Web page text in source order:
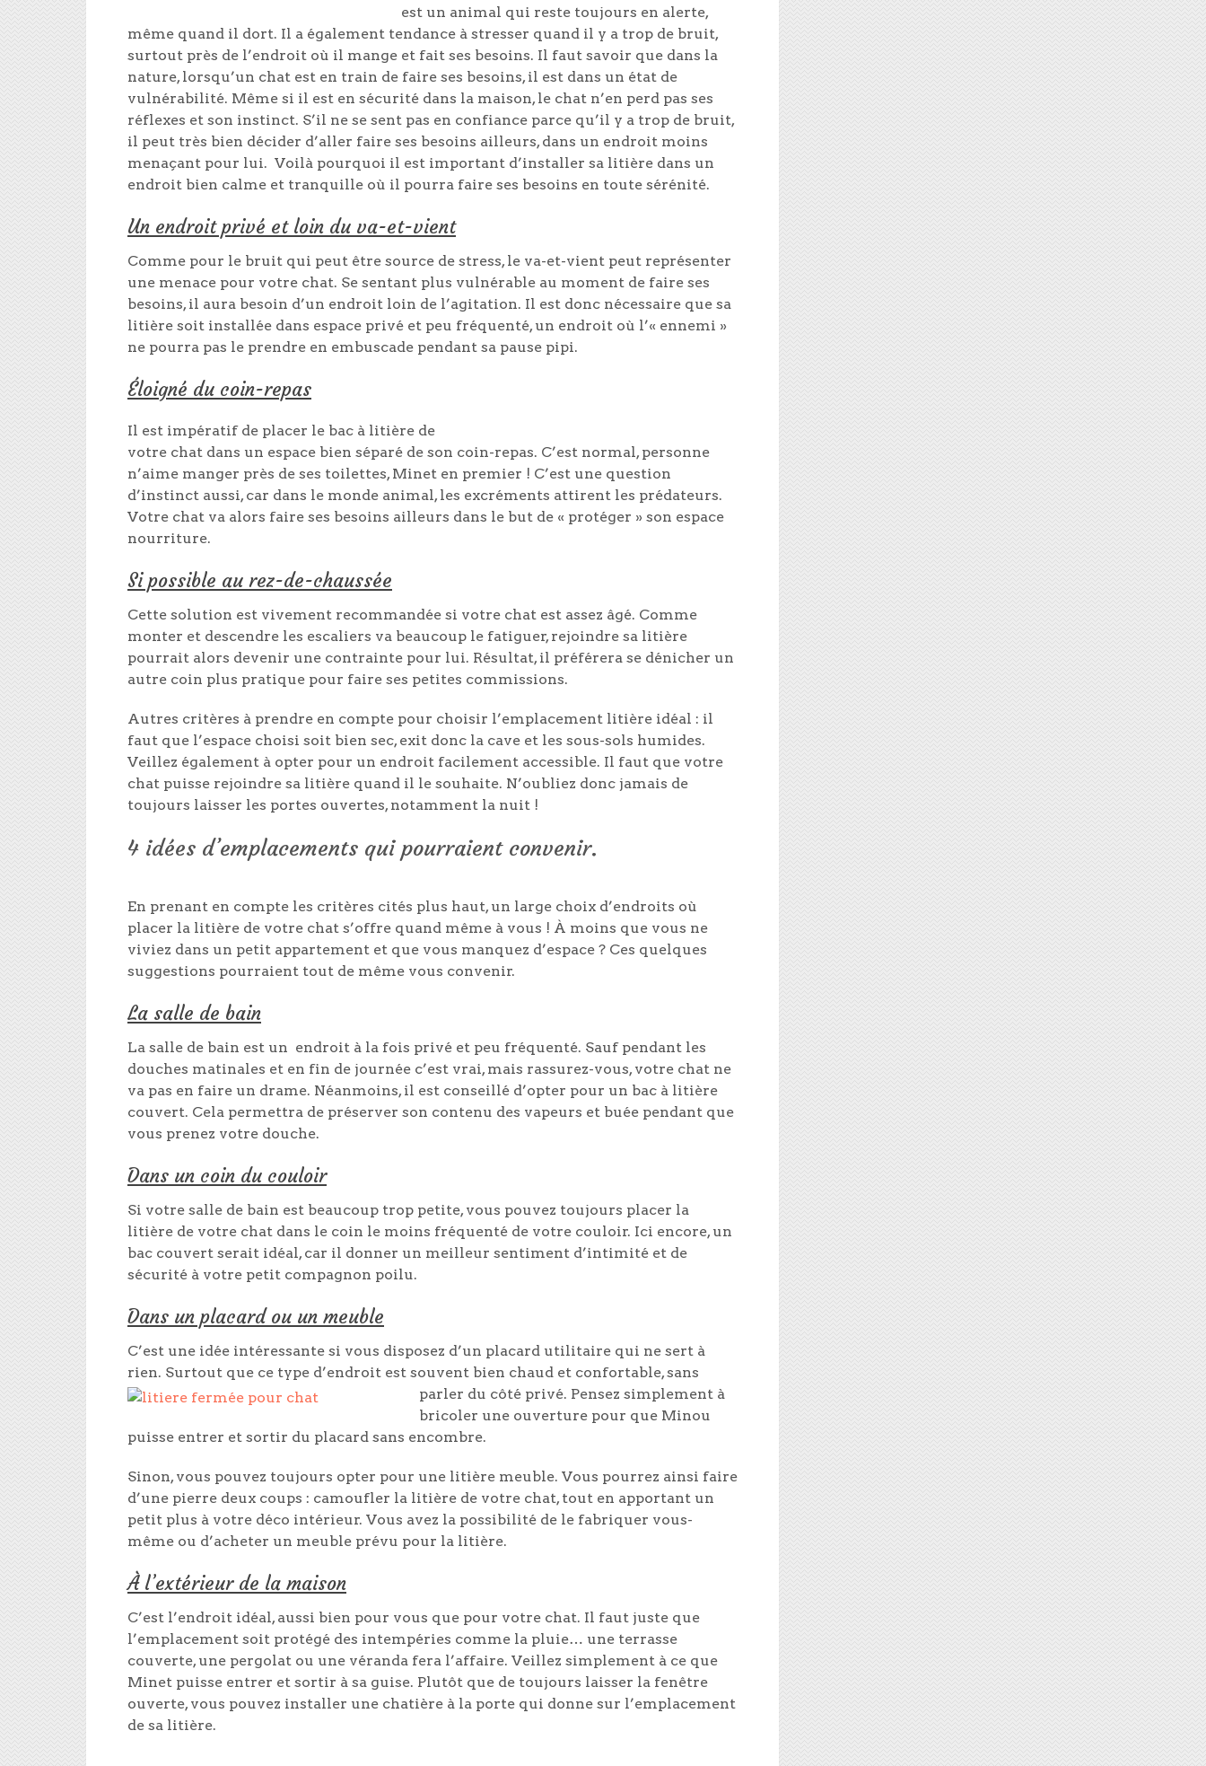
est un animal qui reste toujours en alerte,
même quand il dort. Il a également tendance à stresser quand il y a trop de bruit,
surtout près de l’endroit où il mange et fait ses besoins. Il faut savoir que dans la
nature, lorsqu’un chat est en train de faire ses besoins, il est dans un état de
vulnérabilité. Même si il est en sécurité dans la maison, le chat n’en perd pas ses
réflexes et son instinct. S’il ne se sent pas en confiance parce qu’il y a trop de bruit,
il peut très bien décider d’aller faire ses besoins ailleurs, dans un endroit moins
menaçant pour lui. Voilà pourquoi il est important d’installer sa litière dans un
endroit bien calme et tranquille où il pourra faire ses besoins en toute sérénité.
Un endroit privé et loin du va-et-vient
Comme pour le bruit qui peut être source de stress, le va-et-vient peut représenter
une menace pour votre chat. Se sentant plus vulnérable au moment de faire ses
besoins, il aura besoin d’un endroit loin de l’agitation. Il est donc nécessaire que sa
litière soit installée dans espace privé et peu fréquenté, un endroit où l’« ennemi »
ne pourra pas le prendre en embuscade pendant sa pause pipi.
Éloigné du coin-repas
Il est impératif de placer le bac à litière de
votre chat dans un espace bien séparé de son coin-repas. C’est normal, personne
n’aime manger près de ses toilettes, Minet en premier ! C’est une question
d’instinct aussi, car dans le monde animal, les excréments attirent les prédateurs.
Votre chat va alors faire ses besoins ailleurs dans le but de « protéger » son espace
nourriture.
Si possible au rez-de-chaussée
Cette solution est vivement recommandée si votre chat est assez âgé. Comme
monter et descendre les escaliers va beaucoup le fatiguer, rejoindre sa litière
pourrait alors devenir une contrainte pour lui. Résultat, il préférera se dénicher un
autre coin plus pratique pour faire ses petites commissions.
Autres critères à prendre en compte pour choisir l’emplacement litière idéal : il
faut que l’espace choisi soit bien sec, exit donc la cave et les sous-sols humides.
Veillez également à opter pour un endroit facilement accessible. Il faut que votre
chat puisse rejoindre sa litière quand il le souhaite. N’oubliez donc jamais de
toujours laisser les portes ouvertes, notamment la nuit !
4 idées d’emplacements qui pourraient convenir.
En prenant en compte les critères cités plus haut, un large choix d’endroits où
placer la litière de votre chat s’offre quand même à vous ! À moins que vous ne
viviez dans un petit appartement et que vous manquez d’espace ? Ces quelques
suggestions pourraient tout de même vous convenir.
La salle de bain
La salle de bain est un endroit à la fois privé et peu fréquenté. Sauf pendant les
douches matinales et en fin de journée c’est vrai, mais rassurez-vous, votre chat ne
va pas en faire un drame. Néanmoins, il est conseillé d’opter pour un bac à litière
couvert. Cela permettra de préserver son contenu des vapeurs et buée pendant que
vous prenez votre douche.
Dans un coin du couloir
Si votre salle de bain est beaucoup trop petite, vous pouvez toujours placer la
litière de votre chat dans le coin le moins fréquenté de votre couloir. Ici encore, un
bac couvert serait idéal, car il donner un meilleur sentiment d’intimité et de
sécurité à votre petit compagnon poilu.
Dans un placard ou un meuble
C’est une idée intéressante si vous disposez d’un placard utilitaire qui ne sert à
rien. Surtout que ce type d’endroit est souvent bien chaud et confortable, sans
parler du côté privé. Pensez simplement à
bricoler une ouverture pour que Minou
puisse entrer et sortir du placard sans encombre.
Sinon, vous pouvez toujours opter pour une litière meuble. Vous pourrez ainsi faire
d’une pierre deux coups : camoufler la litière de votre chat, tout en apportant un
petit plus à votre déco intérieur. Vous avez la possibilité de le fabriquer vous-
même ou d’acheter un meuble prévu pour la litière.
À l’extérieur de la maison
C’est l’endroit idéal, aussi bien pour vous que pour votre chat. Il faut juste que
l’emplacement soit protégé des intempéries comme la pluie… une terrasse
couverte, une pergolat ou une véranda fera l’affaire. Veillez simplement à ce que
Minet puisse entrer et sortir à sa guise. Plutôt que de toujours laisser la fenêtre
ouverte, vous pouvez installer une chatière à la porte qui donne sur l’emplacement
de sa litière.